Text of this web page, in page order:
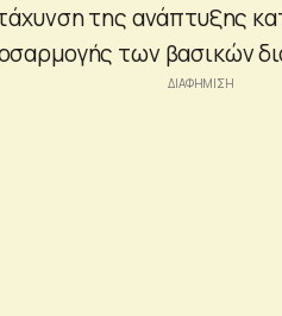
της ανάπτυξης
των βασικών